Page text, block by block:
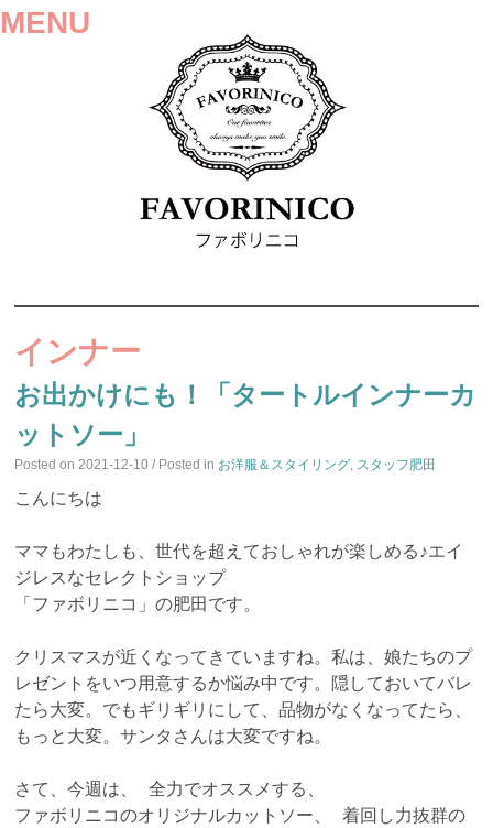
MENU
TO
CONTENT
インナー
お出かけにも！「タートルインナーカ
ットソー」
Posted on2021-12-10 / Posted in お洋服＆スタイリング, スタッフ肥田
こんにちは
ママもわたしも、世代を超えておしゃれが楽しめる♪エイ
ジレスなセレクトショップ
「ファボリニコ」の肥田です。
クリスマスが近くなってきていますね。私は、娘たちのプ
レゼントをいつ用意するか悩み中です。隠しておいてバレ
たら大変。でもギリギリにして、品物がなくなってたら、
もっと大変。サンタさんは大変ですね。
さて、今週は、 全力でオススメする、
ファボリニコのオリジナルカットソー、 着回し力抜群の